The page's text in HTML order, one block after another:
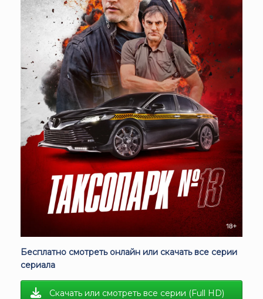
Бесплатно смотреть онлайн или скачать все серии
сериала
Скачать или смотреть все серии (Full HD)